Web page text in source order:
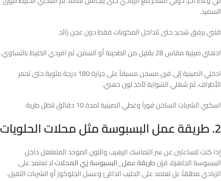
السميد.
قلبي برفق شديد حتى تتداخل المكونات فقط دون عجن زائد.
ادهني صينية مقاس 28 بقليل من الطحينة أو السمن، ثم افردي الخليط بالتساوي.
ادخلي الصينية إلى فرن مسخن مسبقاً على حرارة 180 درجة مئوية حتى تحمر
الأطراف، ثم شغلي الشواية لأخذ لون ذهبي.
اسكبي الشربات الساخن فوراً وغطي الصينية لمدة 10 دقائق لتظل طرية.
2. طريقة عمل البسبوسة مثل محلات الحلويات
إذا كنتِ تتساءلين عن سر التماسك الرهيب واللون الموحد المتغلغل داخل
البسبوسة الجاهزة، فإنطريقة عمل_البسبوسة زي المحلاتلا تعتمد على
الزبادي مطلقاً، بل تعتمد على الحليب الدافئ وعسل الجلوكوز أو الشربات الثقيل.